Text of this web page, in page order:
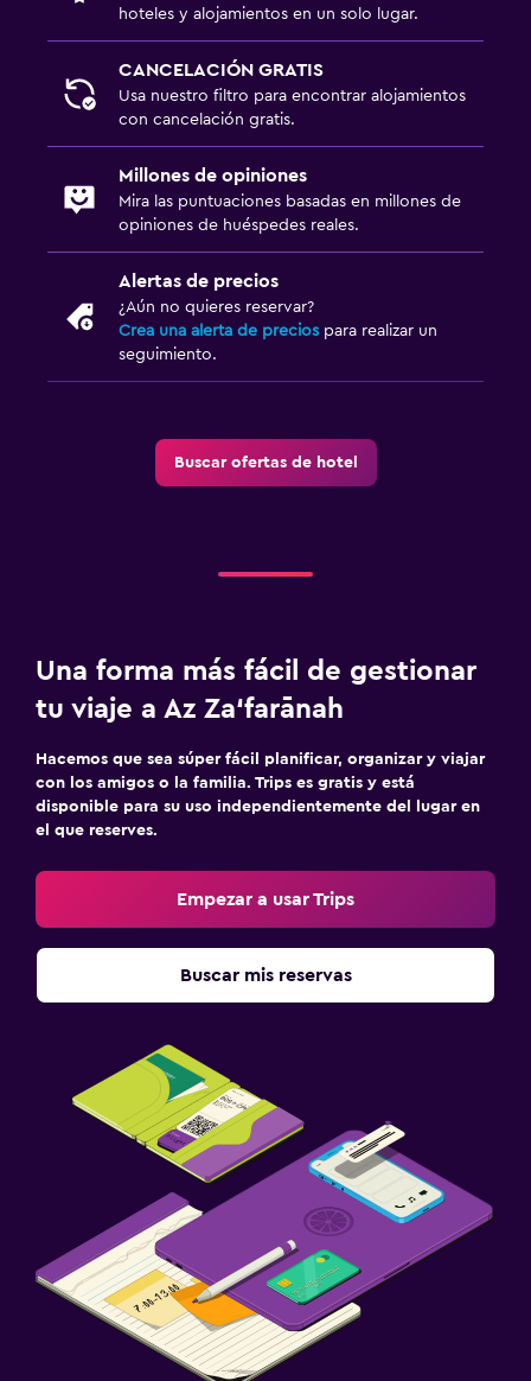
hoteles y alojamientos en un solo lugar.
CANCELACIÓN GRATIS
Usa nuestro filtro para encontrar alojamientos
con cancelación gratis.
Millones de opiniones
Mira las puntuaciones basadas en millones de
opiniones de huéspedes reales.
Alertas de precios
¿Aún no quieres reservar?
Crea una alerta de precios para realizar un
seguimiento.
Buscar ofertas de hotel
Una forma más fácil de gestionar
tu viaje a Az Za‘farānah
Hacemos que sea súper fácil planificar, organizar y viajar
con los amigos o la familia. Trips es gratis y está
disponible para su uso independientemente del lugar en
el que reserves.
Empezar a usar Trips
Buscar mis reservas